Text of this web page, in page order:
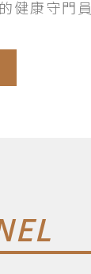
健康守門員